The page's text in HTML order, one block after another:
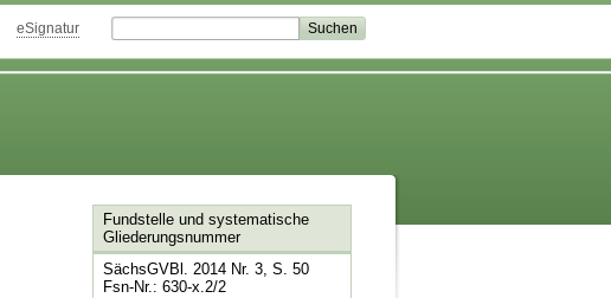
eSignatur
Fundstelle und systematische
Gliederungsnummer
SächsGVBl. 2014 Nr. 3, S. 50
Fsn-Nr.: 630-x.2/2